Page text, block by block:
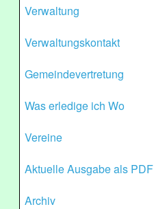
Verwaltung
Verwaltungskontakt
Gemeindevertretung
Was erledige ich Wo
Vereine
Aktuelle Ausgabe als PDF
Archiv